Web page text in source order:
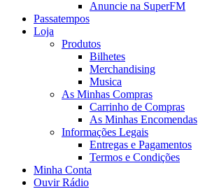
Anuncie na SuperFM
Passatempos
Loja
Produtos
Bilhetes
Merchandising
Musica
As Minhas Compras
Carrinho de Compras
As Minhas Encomendas
Informações Legais
Entregas e Pagamentos
Termos e Condições
Minha Conta
Ouvir Rádio